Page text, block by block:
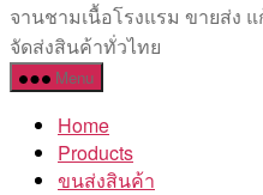
เซรามิค
ครบ
ครัน
โรงงาน
จานชามเนื้อโรงแรม ขายส่ง
จัดส่งสินค้าทั่วไทย
Menu
Home
Products
ขนส่งสินค้า